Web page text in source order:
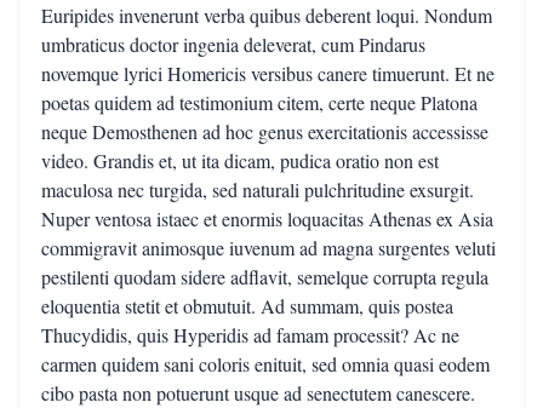
Euripides invenerunt verba quibus deberent loqui. Nondum
umbraticus doctor ingenia deleverat, cum Pindarus
novemque lyrici Homericis versibus canere timuerunt. Et ne
poetas quidem ad testimonium citem, certe neque Platona
neque Demosthenen ad hoc genus exercitationis accessisse
video. Grandis et, ut ita dicam, pudica oratio non est
maculosa nec turgida, sed naturali pulchritudine exsurgit.
Nuper ventosa istaec et enormis loquacitas Athenas ex Asia
commigravit animosque iuvenum ad magna surgentes veluti
pestilenti quodam sidere adflavit, semelque corrupta regula
eloquentia stetit et obmutuit. Ad summam, quis postea
Thucydidis, quis Hyperidis ad famam processit? Ac ne
carmen quidem sani coloris enituit, sed omnia quasi eodem
cibo pasta non potuerunt usque ad senectutem canescere.